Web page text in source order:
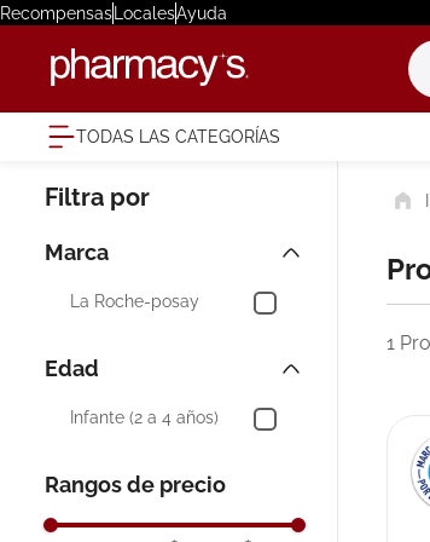
RecompensasLocalesAyuda
TODAS LAS CATEGORÍAS
Marca
La Roche-posay
Edad
Infante (2 a 4 años)
Rangos de precio
1